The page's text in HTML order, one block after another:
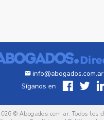
info@abogados.com.ar
Síganos en
© Abogados.com.ar. Todos los